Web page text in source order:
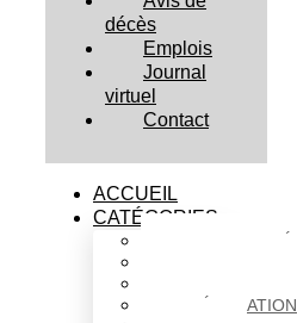
décès
Emplois
Journal
virtuel
Contact
ACCUEIL
CATÉGORIES
ÉDUCATION